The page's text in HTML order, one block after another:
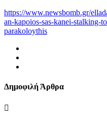
https://www.newsbomb.gr/
an-kapoios-sas-kanei-stalking-
parakoloythis
Δημοφιλή Άρθρα